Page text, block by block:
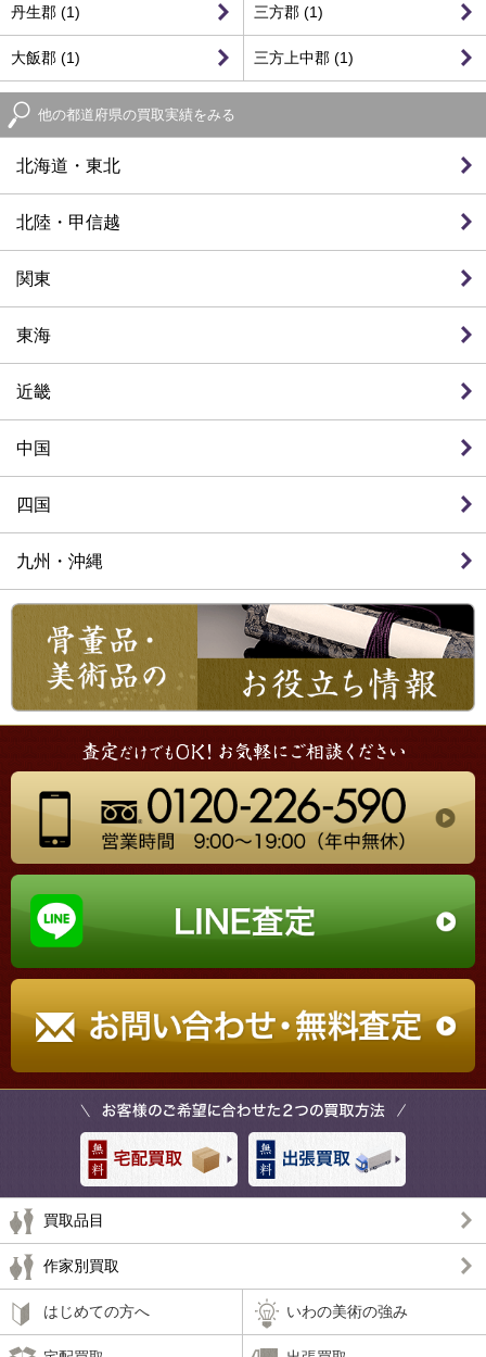
丹生郡 (1) 三方郡 (1)
大飯郡 (1) 三方上中郡 (1)
他の都道府県の買取実績をみる
北海道・東北
北陸・甲信越
関東
東海
近畿
中国
四国
九州・沖縄
買取品目
作家別買取
はじめての方へ いわの美術の強み